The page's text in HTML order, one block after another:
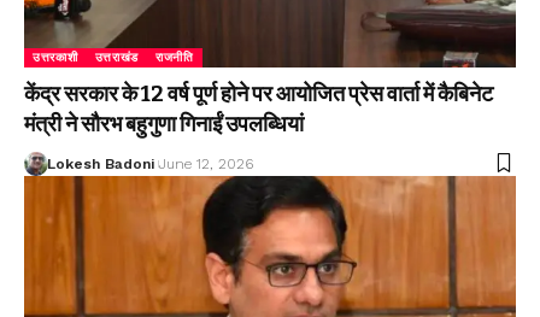
उत्तरकाशी उत्तराखंड राजनीति
केंद्र सरकार के 12 वर्ष पूर्ण होने पर आयोजित प्रेस वार्ता में कैबिनेट
मंत्री ने सौरभ बहुगुणा गिनाईं उपलब्धियां
Lokesh Badoni June 12, 2026